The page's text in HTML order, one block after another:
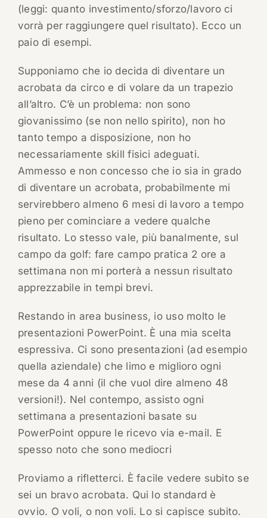
(leggi: quanto investimento/sforzo/lavoro ci
vorrà per raggiungere quel risultato). Ecco un
paio di esempi.
Supponiamo che io decida di diventare un
acrobata da circo e di volare da un trapezio
all’altro. C’è un problema: non sono
giovanissimo (se non nello spirito), non ho
tanto tempo a disposizione, non ho
necessariamente skill fisici adeguati.
Ammesso e non concesso che io sia in grado
di diventare un acrobata, probabilmente mi
servirebbero almeno 6 mesi di lavoro a tempo
pieno per cominciare a vedere qualche
risultato. Lo stesso vale, più banalmente, sul
campo da golf: fare campo pratica 2 ore a
settimana non mi porterà a nessun risultato
apprezzabile in tempi brevi.
Restando in area business, io uso molto le
presentazioni PowerPoint. È una mia scelta
espressiva. Ci sono presentazioni (ad esempio
quella aziendale) che limo e miglioro ogni
mese da 4 anni (il che vuol dire almeno 48
versioni!). Nel contempo, assisto ogni
settimana a presentazioni basate su
PowerPoint oppure le ricevo via e-mail. E
spesso noto che sono mediocri
Proviamo a rifletterci. È facile vedere subito se
sei un bravo acrobata. Qui lo standard è
ovvio. O voli, o non voli. Lo si capisce subito.